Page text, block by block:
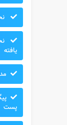
یافته
پست